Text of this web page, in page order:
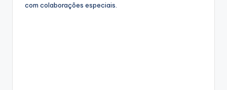
com colaborações especiais.